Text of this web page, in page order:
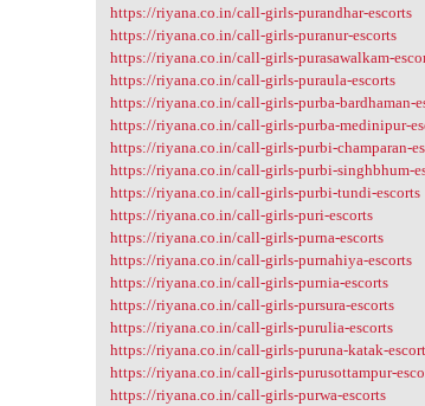
https://riyana.co.in/call-girls-purandhar-escorts
https://riyana.co.in/call-girls-puranur-escorts
https://riyana.co.in/call-girls-purasawalkam-
https://riyana.co.in/call-girls-puraula-escorts
https://riyana.co.in/call-girls-purba-bardhaman-
https://riyana.co.in/call-girls-purba-medinipur-
https://riyana.co.in/call-girls-purbi-champaran-
https://riyana.co.in/call-girls-purbi-singhbhum-
https://riyana.co.in/call-girls-purbi-tundi-escorts
https://riyana.co.in/call-girls-puri-escorts
https://riyana.co.in/call-girls-purna-escorts
https://riyana.co.in/call-girls-purnahiya-escorts
https://riyana.co.in/call-girls-purnia-escorts
https://riyana.co.in/call-girls-pursura-escorts
https://riyana.co.in/call-girls-purulia-escorts
https://riyana.co.in/call-girls-puruna-katak-
https://riyana.co.in/call-girls-purusottampur-
https://riyana.co.in/call-girls-purwa-escorts